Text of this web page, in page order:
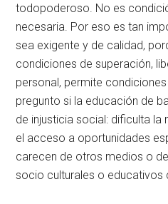
todopoderoso. No es
necesaria. Por eso es tan
sea exigente y de calidad,
condiciones de superación,
personal, permite
pregunto si la educación de
de injusticia social: dificulta
el acceso a oportunidades
carecen de otros medios o
socio culturales o educativos